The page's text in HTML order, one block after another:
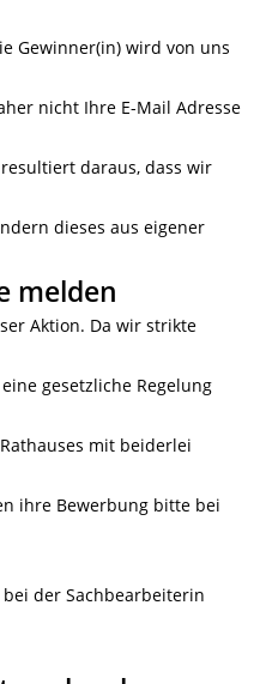
Gewinner(in) wird von uns
nicht Ihre E-Mail Adresse
daraus, dass wir
dieses aus eigener
melden
Aktion. Da wir strikte
gesetzliche Regelung
mit beiderlei
ihre Bewerbung bitte bei
der Sachbearbeiterin